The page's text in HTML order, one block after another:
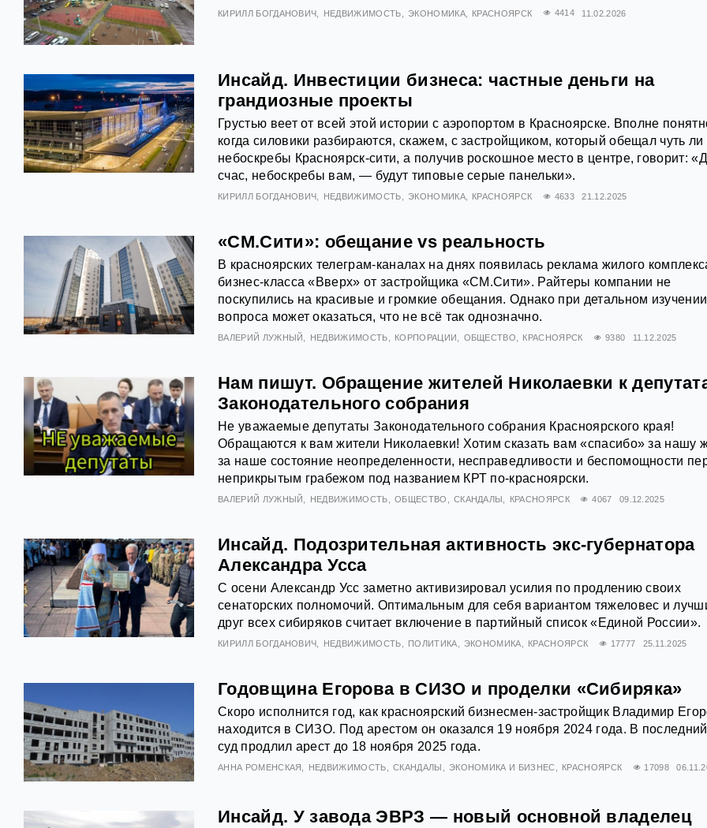
КИРИЛЛ БОГДАНОВИЧ НЕДВИЖИМОСТЬ ЭКОНОМИКА КРАСНОЯРСК 4414 11.02.2026
Инсайд. Инвестиции бизнеса: частные деньги на
грандиозные проекты
Грустью веет от всей этой истории с аэропортом в Красноярске. Вполне
когда силовики разбираются, скажем, с застройщиком, который обещал чуть ли
небоскребы Красноярск-сити, а получив роскошное место в центре, говорит:
счас, небоскребы вам, — будут типовые серые панельки».
КИРИЛЛ БОГДАНОВИЧ НЕДВИЖИМОСТЬ ЭКОНОМИКА КРАСНОЯРСК 4633 21.12.2025
«СМ.Сити»: обещание vs реальность
В красноярских телеграм-каналах на днях появилась реклама жилого
бизнес-класса «Вверх» от застройщика «СМ.Сити». Райтеры компании не
поскупились на красивые и громкие обещания. Однако при детальном изучении
вопроса может оказаться, что не всё так однозначно.
ВАЛЕРИЙ ЛУЖНЫЙ НЕДВИЖИМОСТЬ КОРПОРАЦИИ ОБЩЕСТВО КРАСНОЯРСК 9380 11.12.2025
Нам пишут. Обращение жителей Николаевки к
Законодательного собрания
Не уважаемые депутаты Законодательного собрания Красноярского края!
Обращаются к вам жители Николаевки! Хотим сказать вам «спасибо» за нашу
за наше состояние неопределенности, несправедливости и беспомощности
неприкрытым грабежом под названием КРТ по-красноярски.
ВАЛЕРИЙ ЛУЖНЫЙ НЕДВИЖИМОСТЬ ОБЩЕСТВО СКАНДАЛЫ КРАСНОЯРСК 4067 09.12.2025
Инсайд. Подозрительная активность экс-губернатора
Александра Усса
С осени Александр Усс заметно активизировал усилия по продлению своих
сенаторских полномочий. Оптимальным для себя вариантом тяжеловес и
друг всех сибиряков считает включение в партийный список «Единой России».
КИРИЛЛ БОГДАНОВИЧ НЕДВИЖИМОСТЬ ПОЛИТИКА ЭКОНОМИКА КРАСНОЯРСК 17777 25.11.2025
Годовщина Егорова в СИЗО и проделки «Сибиряка»
Скоро исполнится год, как красноярский бизнесмен-застройщик Владимир
находится в СИЗО. Под арестом он оказался 19 ноября 2024 года. В
суд продлил арест до 18 ноября 2025 года.
АННА РОМЕНСКАЯ НЕДВИЖИМОСТЬ СКАНДАЛЫ ЭКОНОМИКА И БИЗНЕС КРАСНОЯРСК 17098
Инсайд. У завода ЭВРЗ — новый основной владелец